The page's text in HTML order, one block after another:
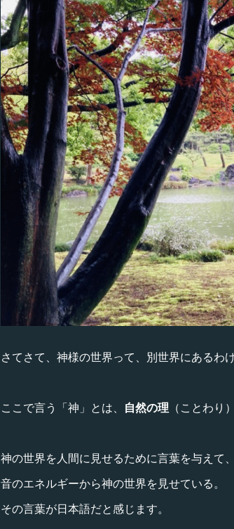
さてさて、神様の世界って、別世界にあるわ
ここで言う「神」とは、 自然の理 （ことわり
神の世界を人間に見せるために言葉を与えて、
音のエネルギーから神の世界を見せている。
その言葉が日本語だと感じます。